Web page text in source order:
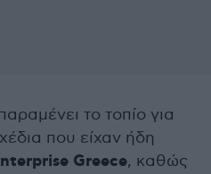
το τοπίο για
που είχαν ήδη
Greece, καθώς